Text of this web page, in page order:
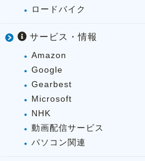
ロードバイク
サービス・情報
Amazon
Google
Gearbest
Microsoft
NHK
動画配信サービス
パソコン関連